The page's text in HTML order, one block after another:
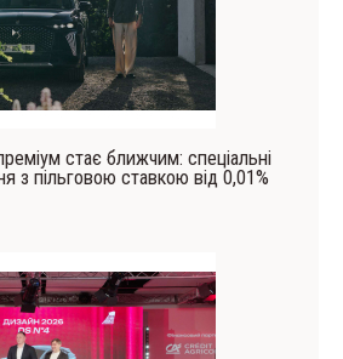
стає ближчим: спеціальні
з пільговою ставкою від 0,01%